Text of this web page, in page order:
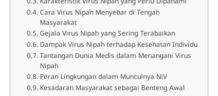
Cara Virus Nipah Menyebar di Tengah
Masyarakat
Gejala Virus Nipah yang Sering Terabaikan
Dampak Virus Nipah terhadap Kesehatan Individu
Tantangan Dunia Medis dalam Menangani Virus
Nipah
Peran Lingkungan dalam Munculnya NiV
Kesadaran Masyarakat sebagai Benteng Awal